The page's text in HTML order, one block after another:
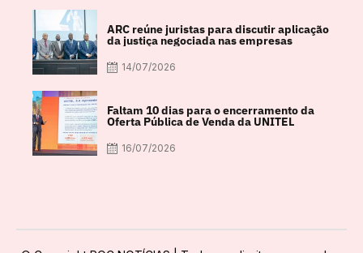
ARC reúne juristas para discutir aplicação
da justiça negociada nas empresas
14/07/2026
Faltam 10 dias para o encerramento da
Oferta Pública de Venda da UNITEL
16/07/2026